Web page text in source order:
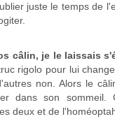
juste le temps de
câlin, je le laissais
rigolo pour lui
non. Alors le
dans son
deux et de